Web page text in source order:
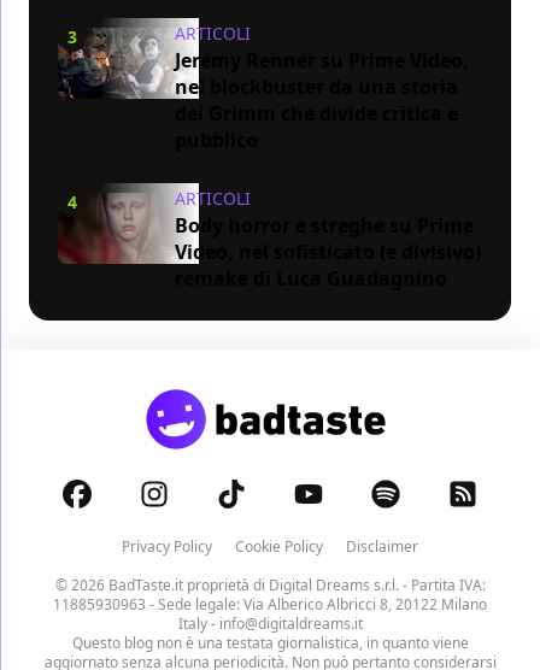
3 ARTICOLI
Jeremy Renner su Prime Video,
nel blockbuster da una storia
4 ARTICOLI
Body horror e streghe su Prime
Video, nel sofisticato (e divisivo)
Privacy Policy Cookie Policy
Disclaimer
© 2026 BadTaste.it proprietà di Digital Dreams s.r.l.- Partita IVA:
11885930963 - Sede legale: Via Alberico Albricci 8, 20122 Milano
Italy - info@digitaldreams.it
Questo blog non è una testata giornalistica, in quanto viene
aggiornato senza alcuna periodicità. Non può pertanto considerarsi